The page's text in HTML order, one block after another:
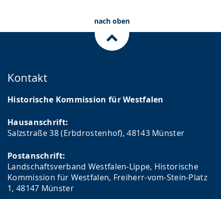
nach oben
Kontakt
Historische Kommission für Westfalen
Hausanschrift:
Salzstraße 38 (Erbdrostenhof), 48143 Münster
Postanschrift:
Landschaftsverband Westfalen-Lippe, Historische
Kommission für Westfalen, Freiherr-vom-Stein-Platz
1, 48147 Münster